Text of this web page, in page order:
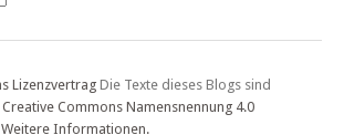
Die Texte dieses Blogs sind
Creative Commons Namensnennung 4.0
Weitere Informationen.